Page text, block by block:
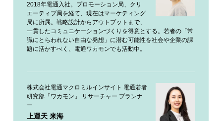
2018年電通入社。プロモーション局、クリ
エーティブ局を経て、現在はマーケティング
局に所属。戦略設計からアウトプットまで、
一貫したコミュニケーションづくりを得意とする。若者の「常
識にとらわれない自由な発想」に潜む可能性を社会や企業の課
題に活かすべく、電通ワカモンでも活動中。
株式会社電通マクロミルインサイト 電通若者
研究部「ワカモン」 リサーチャー プランナ
ー
上運天 来海